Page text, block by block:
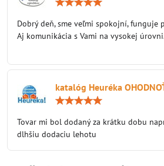
5
Dobrý deň, sme veľmi spokojní, funguje
Aj komunikácia s Vami na vysokej
katalóg Heuréka
5
Tovar mi bol dodaný za krátku dobu
dlhšiu dodaciu lehotu